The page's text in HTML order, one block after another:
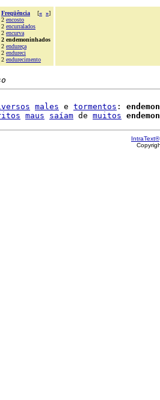
Freqüência [« »]
2 encosto
2 encurralados
2 encurva
2 endemoninhados
2 endureça
2 endureci
2 endurecimento
males e tormentos :
maus saíam de muitos
IntraText®